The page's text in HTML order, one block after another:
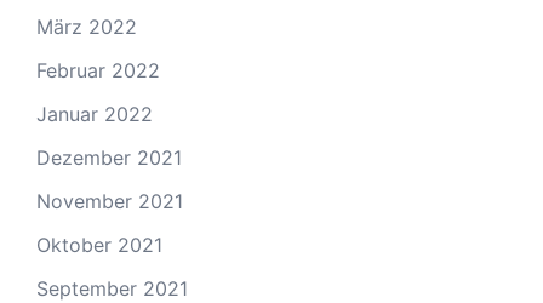
März 2022
Februar 2022
Januar 2022
Dezember 2021
November 2021
Oktober 2021
September 2021